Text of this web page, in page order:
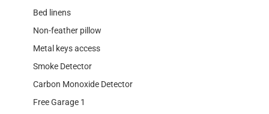
Bed linens
Non-feather pillow
Metal keys access
Smoke Detector
Carbon Monoxide Detector
Free Garage 1